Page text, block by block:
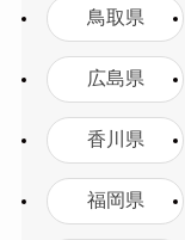
鳥取県
広島県
香川県
福岡県